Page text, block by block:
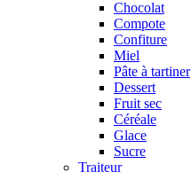
Chocolat
Compote
Confiture
Miel
Pâte à tartiner
Dessert
Fruit sec
Céréale
Glace
Sucre
Traiteur